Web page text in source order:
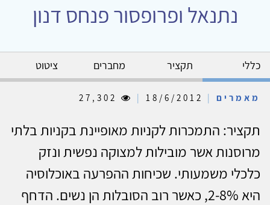
נתנאל ופרופסור פנחס דנון
כללי תקציר מחברים ציטוט
מאמרים |
|
תקציר: התמכרות לקניות מאופיינת בקניות בלתי
מרוסנות אשר מובילות למצוקה נפשית ונזק
כלכלי משמעותי. שכיחות ההפרעה באוכלוסיה
היא 2-8%, כאשר רוב הסובלות הן נשים. הדחף